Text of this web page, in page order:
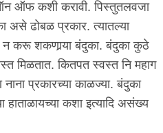
ऑफ कशी करावी. पिस्तुतलवजा
असे ढोबळ प्रकार. त्यातल्या
करू शकणार्‍या बंदुका. बंदुका कुठे
मिळतात. कितपत स्वस्त नि महाग
प्रकारच्या काळज्या. बंदुका
कशा इत्यादि असंख्य